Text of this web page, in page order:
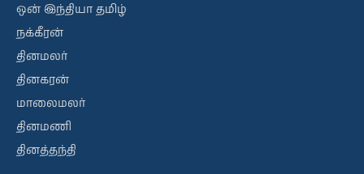
ஒன் இந்தியா தமிழ்
நக்கீரன்
தினமலர்
தினகரன்
மாலைமலர்
தினமணி
தினத்தந்தி